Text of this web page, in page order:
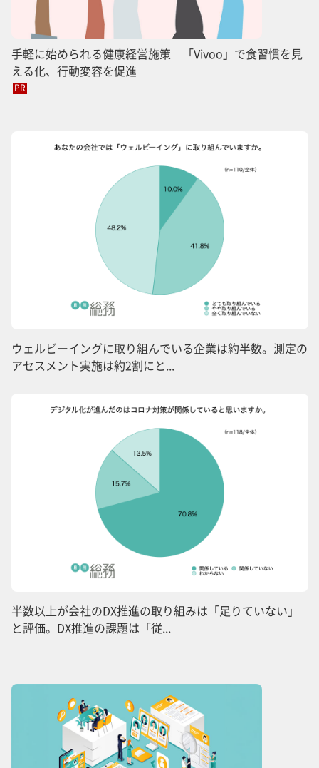
手軽に始められる健康経営施策 「Vivoo」で食習慣を見
える化、行動変容を促進
PR
ウェルビーイングに取り組んでいる企業は約半数。測定の
アセスメント実施は約2割にと...
半数以上が会社のDX推進の取り組みは「足りていない」
と評価。DX推進の課題は「従...